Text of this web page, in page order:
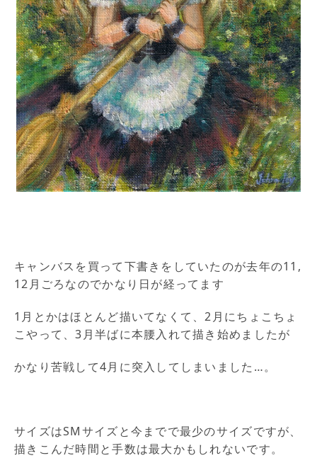
キャンバスを買って下書きをしていたのが去年の11,
12月ごろなのでかなり日が経ってます
1月とかはほとんど描いてなくて、2月にちょこちょ
こやって、3月半ばに本腰入れて描き始めましたが
かなり苦戦して4月に突入してしまいました…。
サイズはSMサイズと今までで最少のサイズですが、
描きこんだ時間と手数は最大かもしれないです。